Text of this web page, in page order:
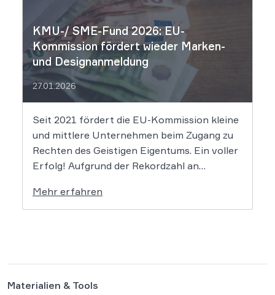
Prägung den Schutzraum des […]
KMU-/ SME-Fund 2026: EU-
Kommission fördert wieder Marken-
und Designanmeldung
27.01.2026
Seit 2021 fördert die EU-Kommission kleine
und mittlere Unternehmen beim Zugang zu
Rechten des Geistigen Eigentums. Ein voller
Erfolg! Aufgrund der Rekordzahl an
Powered for Business“ wurden die
zugewiesenen Mittel in den letzten Jahren
Mehr erfahren
Materialien & Tools